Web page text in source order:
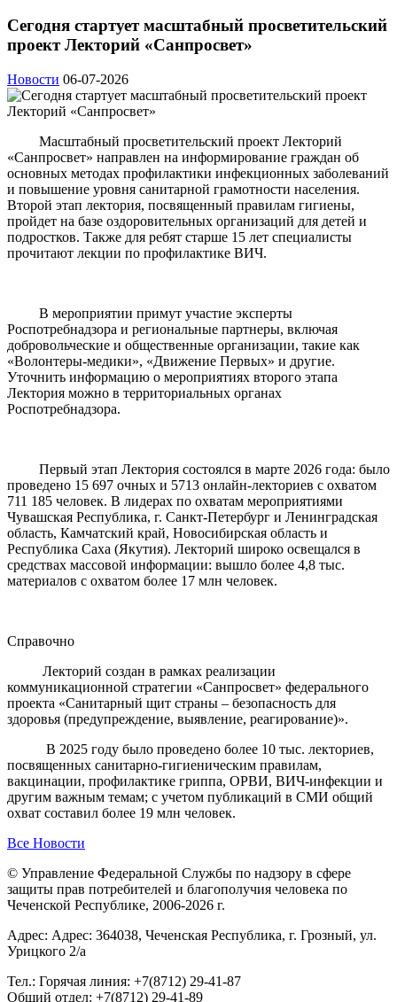
Сегодня стартует масштабный просветительский
проект Лекторий «Санпросвет»
Новости 06-07-2026
Масштабный просветительский проект Лекторий
«Санпросвет» направлен на информирование граждан об
основных методах профилактики инфекционных заболеваний
и повышение уровня санитарной грамотности населения.
Второй этап лектория, посвященный правилам гигиены,
пройдет на базе оздоровительных организаций для детей и
подростков. Также для ребят старше 15 лет специалисты
прочитают лекции по профилактике ВИЧ.
В мероприятии примут участие эксперты
Роспотребнадзора и региональные партнеры, включая
добровольческие и общественные организации, такие как
«Волонтеры-медики», «Движение Первых» и другие.
Уточнить информацию о мероприятиях второго этапа
Лектория можно в территориальных органах
Роспотребнадзора.
Первый этап Лектория состоялся в марте 2026 года: было
проведено 15 697 очных и 5713 онлайн-лекториев с охватом
711 185 человек. В лидерах по охватам мероприятиями
Чувашская Республика, г. Санкт-Петербург и Ленинградская
область, Камчатский край, Новосибирская область и
Республика Саха (Якутия). Лекторий широко освещался в
средствах массовой информации: вышло более 4,8 тыс.
материалов с охватом более 17 млн человек.
Справочно
Лекторий создан в рамках реализации
коммуникационной стратегии «Санпросвет» федерального
проекта «Санитарный щит страны – безопасность для
здоровья (предупреждение, выявление, реагирование)».
В 2025 году было проведено более 10 тыс. лекториев,
посвященных санитарно-гигиеническим правилам,
вакцинации, профилактике гриппа, ОРВИ, ВИЧ-инфекции и
другим важным темам; с учетом публикаций в СМИ общий
охват составил более 19 млн человек.
Все Новости
© Управление Федеральной Службы по надзору в сфере
защиты прав потребителей и благополучия человека по
Чеченской Республике, 2006-2026 г.
Адрес: Адрес: 364038, Чеченская Республика, г. Грозный, ул.
Урицкого 2/а
Тел.: Горячая линия: +7(8712) 29-41-87
Общий отдел: +7(8712) 29-41-89